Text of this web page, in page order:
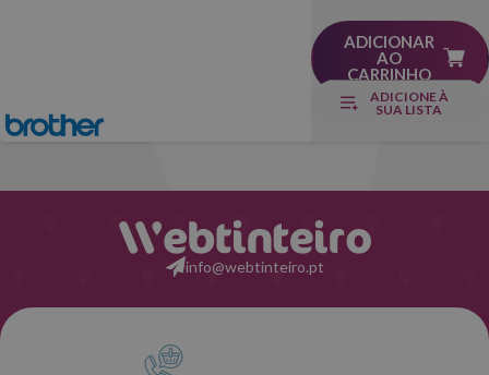
ADICIONAR
AO
CARRINHO
ADICIONE À
SUA LISTA
info@webtinteiro.pt